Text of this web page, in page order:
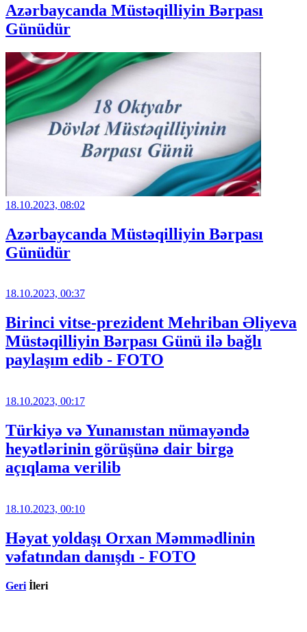
Azərbaycanda Müstəqilliyin Bərpası
Günüdür
18.10.2023, 08:02
Azərbaycanda Müstəqilliyin Bərpası
Günüdür
18.10.2023, 00:37
Birinci vitse-prezident Mehriban Əliyeva
Müstəqilliyin Bərpası Günü ilə bağlı
paylaşım edib - FOTO
18.10.2023, 00:17
Türkiyə və Yunanıstan nümayəndə
heyətlərinin görüşünə dair birgə
açıqlama verilib
18.10.2023, 00:10
Həyat yoldaşı Orxan Məmmədlinin
vəfatından danışdı - FOTO
Geri İleri